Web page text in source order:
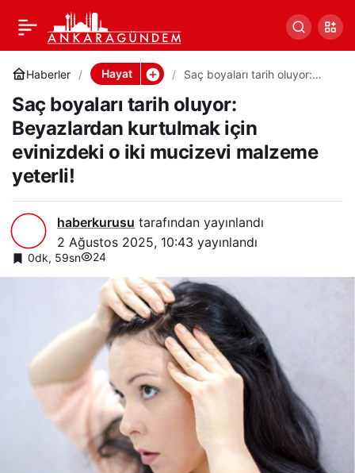
Haberler Hayat
Saç boyaları tarih oluyor:
evinizdeki o iki mucizevi
malzeme yeterli!
Saç boyaları tarih oluyor:
Beyazlardan kurtulmak için
evinizdeki o iki mucizevi malzeme
yeterli!
haberkurusu tarafından yayınlandı
2 Ağustos 2025, 10:43 yayınlandı
0dk, 59sn 24
Saç boyaları tarih oluyor:
Beyazlardan kurtulmak
için evinizdeki o iki
mucizevi malzeme
0 Paylaş